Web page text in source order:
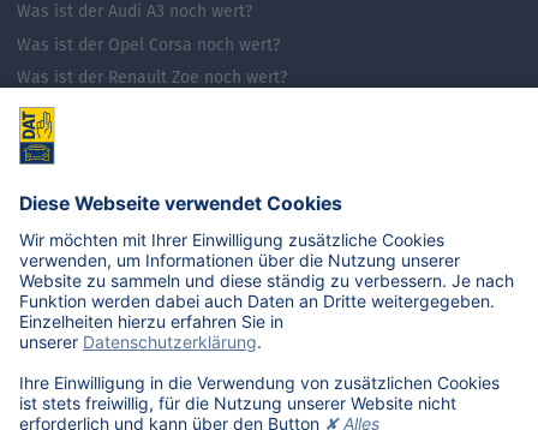
Was ist der Audi A3 noch wert?
Was ist der Opel Corsa noch wert?
Was ist der Renault Zoe noch wert?
Was ist der VW Golf noch wert?
E-Mobilität in Deutschland
Karriere
Übersicht
Stellenangebote
Benefits
DAT als Arbeitgeber
#getDATjob